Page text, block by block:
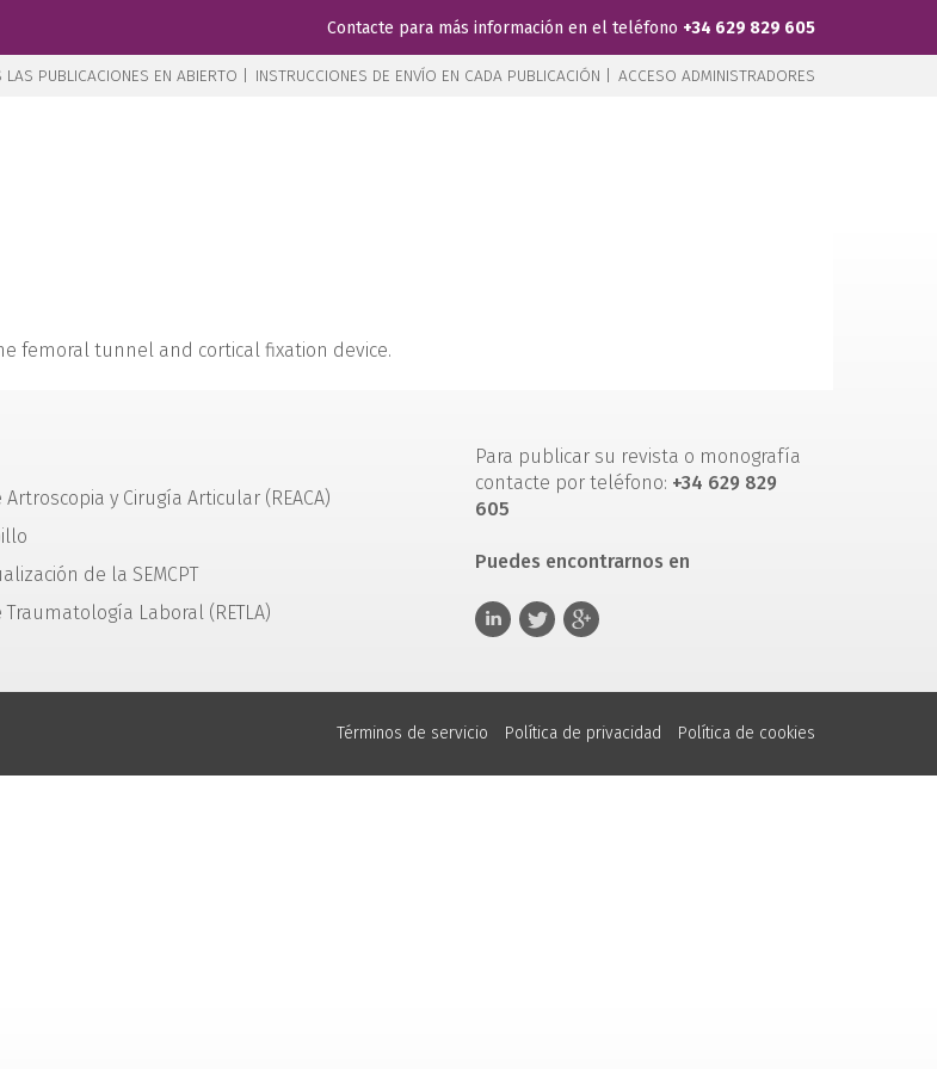
Contacte para más información en el teléfono +34 629 829 605
LAS PUBLICACIONES EN ABIERTO | INSTRUCCIONES DE ENVÍO EN CADA PUBLICACIÓN | ACCESO ADMINISTRADORES
femoral tunnel and cortical fixation device.
y Cirugía Articular (REACA)
de la SEMCPT
Laboral (RETLA)
Para publicar su revista o monografía
contacte por teléfono: +34 629 829
605
Puedes encontrarnos en
Términos de servicio Política de privacidad Política de cookies